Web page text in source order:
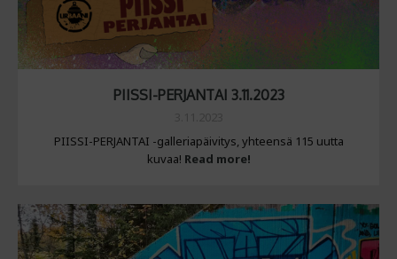
PIISSI-PERJANTAI 3.11.2023
PIISSI-PERJANTAI -galleriapäivitys, yhteensä 115 uutta
kuvaa! Read more!